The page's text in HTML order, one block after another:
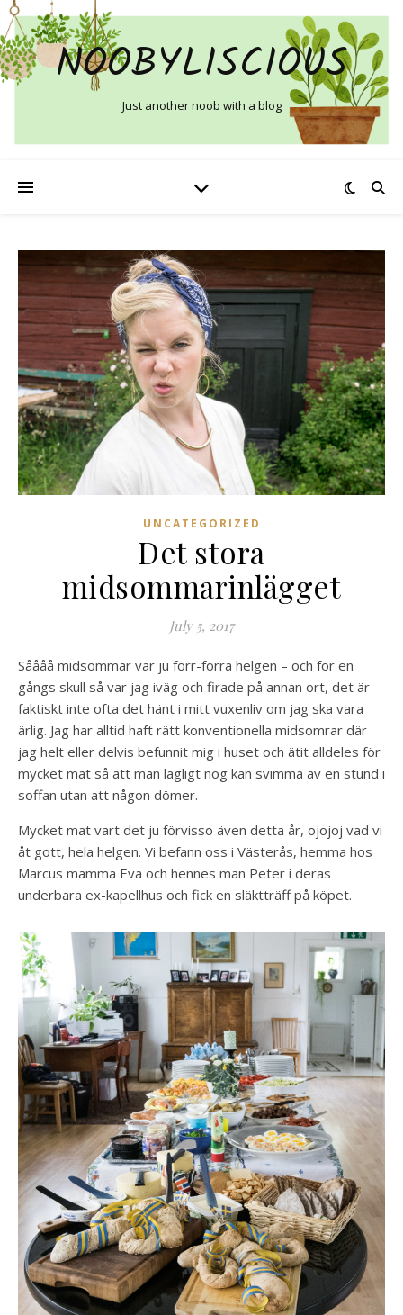
NOOBYLISCIOUS
Just another noob with a blog
UNCATEGORIZED
Det stora
midsommarinlägget
July 5, 2017
Såååå midsommar var ju förr-förra helgen – och för en
gångs skull så var jag iväg och firade på annan ort, det är
faktiskt inte ofta det hänt i mitt vuxenliv om jag ska vara
ärlig. Jag har alltid haft rätt konventionella midsomrar där
jag helt eller delvis befunnit mig i huset och ätit alldeles för
mycket mat så att man lägligt nog kan svimma av en stund i
soffan utan att någon dömer.
Mycket mat vart det ju förvisso även detta år, ojojoj vad vi
åt gott, hela helgen. Vi befann oss i Västerås, hemma hos
Marcus mamma Eva och hennes man Peter i deras
underbara ex-kapellhus och fick en släktträff på köpet.